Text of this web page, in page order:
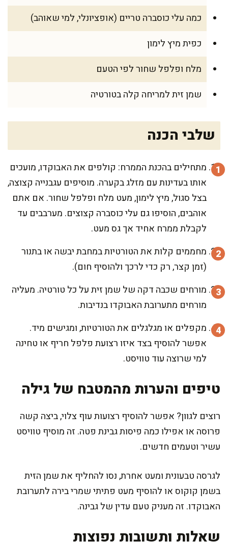
כמה עלי כוסברה טריים (אופציונלי, למי שאוהב)
כפית מיץ לימון
מלח ופלפל שחור לפי הטעם
שמן זית למריחה קלה בטורטיה
שלבי הכנה
מתחילים בהכנת הממרח: קולפים את האבוקדו, מועכים
אותו בעדינות עם מזלג בקערה. מוסיפים עגבנייה קצוצה,
בצל סגול, מיץ לימון, מעט מלח ופלפל שחור. אם אתם
אוהבים, הוסיפו גם עלי כוסברה קצוצים. מערבבים עד
לקבלת ממרח אחיד אך גס מעט.
מחממים קלות את הטורטיות במחבת יבשה או בתנור
(זמן קצר, רק כדי לרכך ולהוסיף חום).
מורחים שכבה דקה של שמן זית על כל טורטיה. מעליה
מורחים מתערובת האבוקדו בנדיבות.
מקפלים או מגלגלים את הטורטיות, ומגישים מיד.
אפשר להוסיף בצד איזו רצועת פלפל חריף או טחינה
למי שרוצה עוד טוויסט.
טיפים והערות מהמטבח של גילה
רוצים לגוון? אפשר להוסיף רצועות עוף צלוי, ביצה קשה
פרוסה או אפילו כמה פיסות גבינת פטה. זה מוסיף טוויסט
עשיר וטעמים חדשים.
לגרסה טבעונית ומעט אחרת, נסו להחליף את שמן הזית
בשמן קוקוס או להוסיף מעט פתיתי שמרי בירה לתערובת
האבוקדו. זה מעניק טעם עדין של גבינה.
שאלות ותשובות נפוצות